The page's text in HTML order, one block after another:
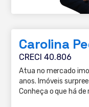
Carolina
CRECI 40.806
Atua no mercado
anos. Imóveis
Conheça o que há